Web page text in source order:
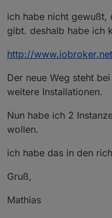
ich habe nicht gewußt,
gibt. deshalb habe ich
http://
Der neue Weg steht
weitere Installationen.
Nun habe ich 2
wollen.
ich habe das in den
Gruß,
Mathias